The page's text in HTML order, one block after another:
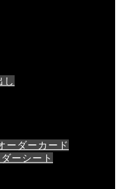
し
ーダーカード
ダーシート